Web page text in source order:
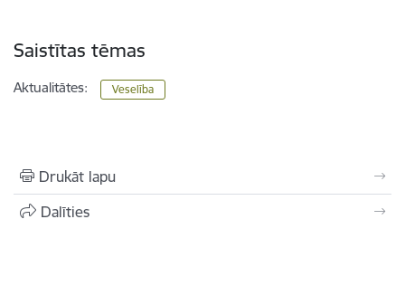
Saistītas tēmas
Aktualitātes: Veselība
Drukāt lapu
Dalīties